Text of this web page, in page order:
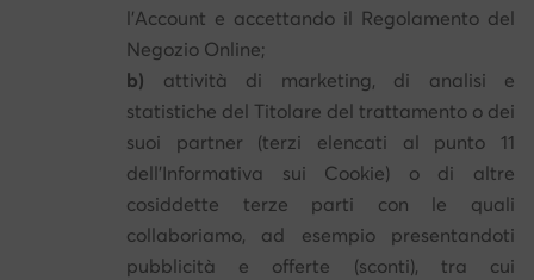
l'Account e accettando il Regolamento del
Negozio Online;
b) attività di marketing, di analisi e
statistiche del Titolare del trattamento o dei
suoi partner (terzi elencati al punto 11
dell'Informativa sui Cookie) o di altre
cosiddette terze parti con le quali
collaboriamo, ad esempio presentandoti
pubblicità e offerte (sconti), tra cui